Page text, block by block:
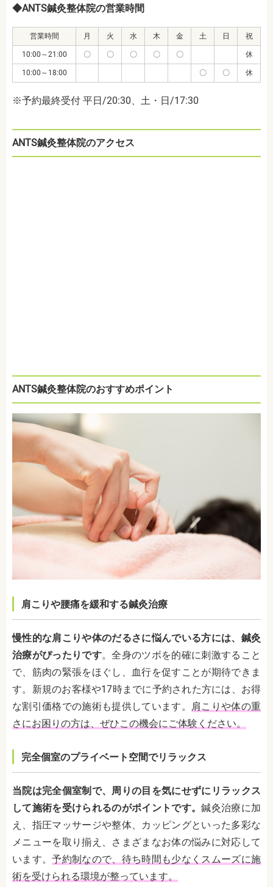
◆ANTS鍼灸整体院の営業時間
営業時間 月 火 水 木 金 土 日 祝
10:00～21:00 〇 〇 〇 〇 〇 休
10:00～18:00 〇 〇 休
※予約最終受付 平日/20:30、土・日/17:30
ANTS鍼灸整体院のアクセス
ANTS鍼灸整体院のおすすめポイント
肩こりや腰痛を緩和する鍼灸治療
慢性的な肩こりや体のだるさに悩んでいる方には、鍼灸
治療がぴったりです。全身のツボを的確に刺激すること
で、筋肉の緊張をほぐし、血行を促すことが期待できま
す。新規のお客様や17時までに予約された方には、お得
な割引価格での施術も提供しています。 肩こりや体の重
さにお困りの方は、ぜひこの機会にご体験ください。
完全個室のプライベート空間でリラックス
当院は完全個室制で、周りの目を気にせずにリラックス
して施術を受けられるのがポイントです。鍼灸治療に加
え、指圧マッサージや整体、カッピングといった多彩な
メニューを取り揃え、さまざまなお体の悩みに対応して
います。予約制なので、待ち時間も少なくスムーズに施
術を受けられる環境が整っています。